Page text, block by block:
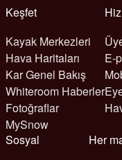
Keşfet
Kayak Merkezleri
Hava Haritaları
Kar Genel Bakış
Whiteroom Haberler
Fotoğraflar
MySnow
E-
Sosyal
Her